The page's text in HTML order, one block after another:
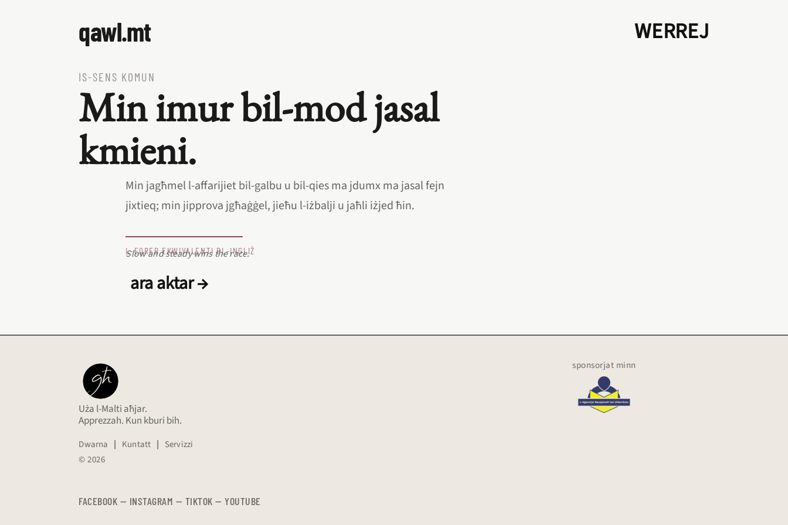
qawl.mt WERREJ
IS‑SENS KOMUN
Min imur bil‑mod jasal
kmieni.
Min jagħmel l‑affarijiet bil‑galbu u bil‑qies ma jdumx ma jasal fejn
jixtieq; min jipprova jgħaġġel, jieħu l‑iżbalji u jaħli iżjed ħin.
L‑EQREB EKWIVALENTI BL‑INGLIŻ
Slow and steady wins the race.
ara aktar →
Uża l-Malti aħjar.
Apprezzah. Kun kburi bih.
Dwarna | Kuntatt | Servizzi
© 2026
FACEBOOK — INSTAGRAM — TIKTOK — YOUTUBE
sponsorjat minn